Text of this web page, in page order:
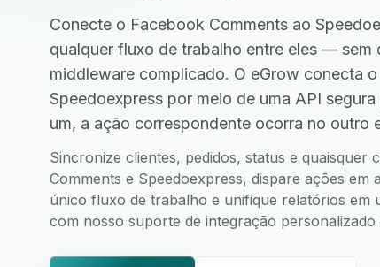
Conecte o Facebook Comments ao
qualquer fluxo de trabalho entre eles — sem
middleware complicado. O eGrow conecta
Speedoexpress por meio de uma API
um, a ação correspondente ocorra no outro
Sincronize clientes, pedidos, status e quaisquer
Comments e Speedoexpress, dispare ações em
único fluxo de trabalho e unifique relatórios em
com nosso suporte de integração personalizado